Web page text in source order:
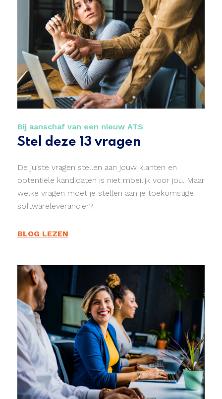
Bij aanschaf van een nieuw ATS
Stel deze 13 vragen
De juiste vragen stellen aan jouw klanten en
potentiële kandidaten is niet moeilijk voor jou. Maar
welke vragen moet je stellen aan je toekomstige
softwareleverancier?
BLOG LEZEN